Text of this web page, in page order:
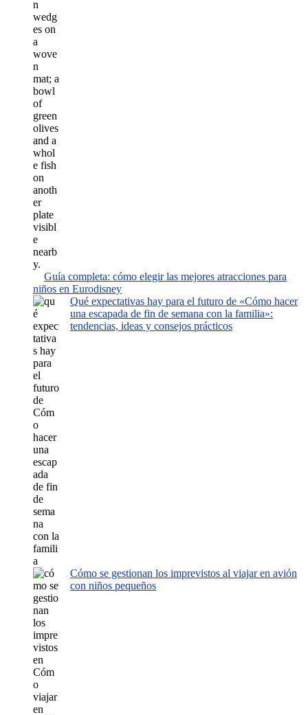
Guía completa: cómo elegir las mejores atracciones para
niños en Eurodisney
Qué expectativas hay para el futuro de «Cómo hacer
una escapada de fin de semana con la familia»:
tendencias, ideas y consejos prácticos
Cómo se gestionan los imprevistos al viajar en avión
con niños pequeños